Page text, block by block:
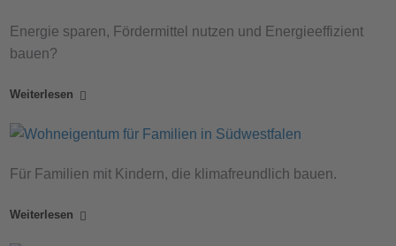
Energie sparen, Fördermittel nutzen und Energieeffizient
bauen?
Weiterlesen
Für Familien mit Kindern, die klimafreundlich bauen.
Weiterlesen